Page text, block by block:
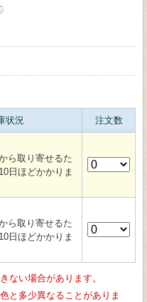
状況 注文数
ら取り寄せるた
日ほどかかりま
ら取り寄せるた
日ほどかかりま
ない場合があります。
と多少異なることがありま